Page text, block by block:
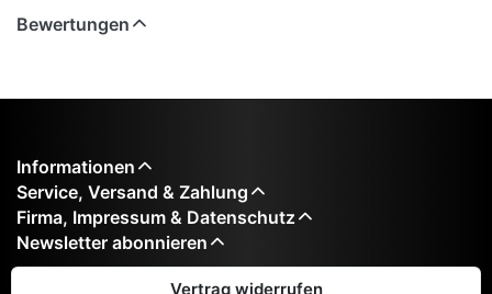
Bewertungen
Informationen
Service, Versand & Zahlung
Firma, Impressum & Datenschutz
Newsletter abonnieren
Vertrag widerrufen